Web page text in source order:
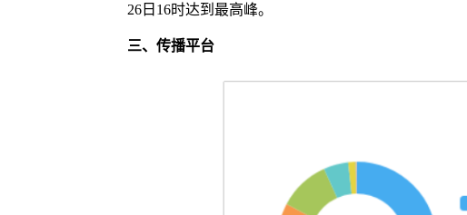
26日16时达到最高峰。
三、 传播平台